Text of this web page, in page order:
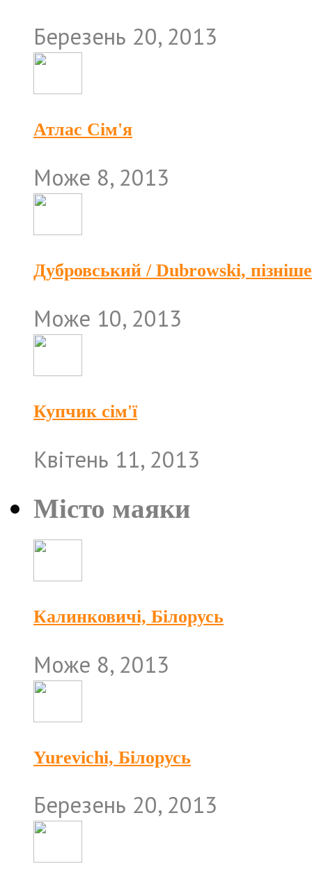
Березень 20, 2013
Атлас Сім'я
Може 8, 2013
Дубровський / Dubrowski,
Може 10, 2013
Купчик сім'ї
Квітень 11, 2013
Місто маяки
Калинковичі, Білорусь
Може 8, 2013
Yurevichi, Білорусь
Березень 20, 2013